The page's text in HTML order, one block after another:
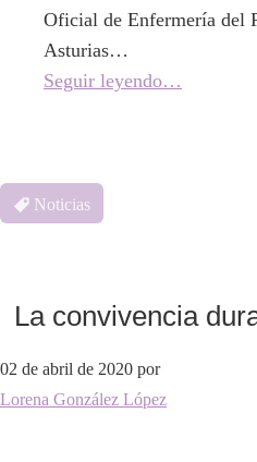
Oficial de Enfermería del
Asturias…
Seguir leyendo…
Noticias
La convivencia
02 de abril de 2020 por
Lorena González López